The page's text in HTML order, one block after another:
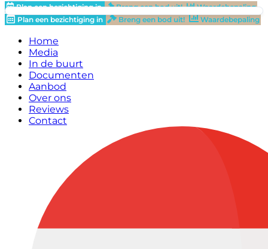
Plan een bezichtiging in Breng een bod uit!
Waardebepaling
Plan een bezichtiging in
Breng een bod uit! Waardebepaling
Home
Media
In de buurt
Documenten
Aanbod
Over ons
Reviews
Contact